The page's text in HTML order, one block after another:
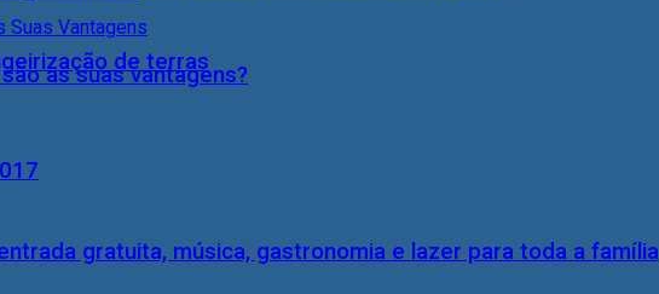
de terras
gratuita, música, gastronomia e lazer para toda a família
as suas vantagens?